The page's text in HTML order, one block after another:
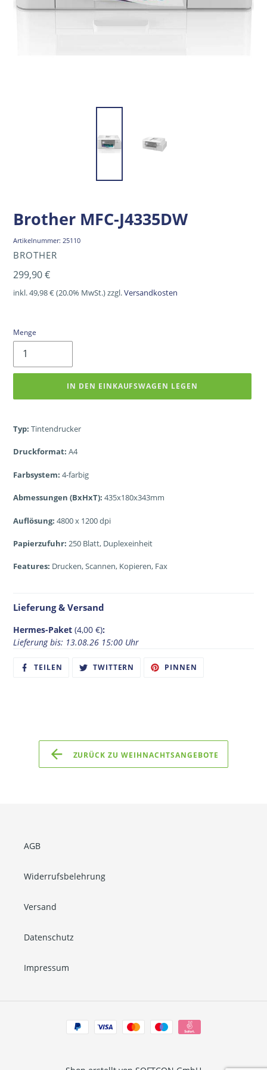
Brother MFC-J4335DW
Artikelnummer: 25110
VERKÄUFER
BROTHER
Normaler
Preis
299,90 €
inkl. 49,98 € (20.0% MwSt.) zzgl.Versandkosten
Menge
IN DEN EINKAUFSWAGEN LEGEN
Typ: Tintendrucker
Druckformat: A4
Farbsystem: 4-farbig
Abmessungen (BxHxT): 435x180x343mm
Auflösung: 4800 x 1200 dpi
Papierzufuhr: 250 Blatt, Duplexeinheit
Features: Drucken, Scannen, Kopieren, Fax
Lieferung & Versand
Hermes-Paket (4,00 €):
Lieferung bis: 13.08.26 15:00 Uhr
TEILEN
FACEBOOK
TWITTERN
TWITTER
PINNEN
ZURÜCK ZU WEIHNACHTSANGEBOTE
AGB
Widerrufsbelehrung
Versand
Datenschutz
Impressum
Zahlungsarten